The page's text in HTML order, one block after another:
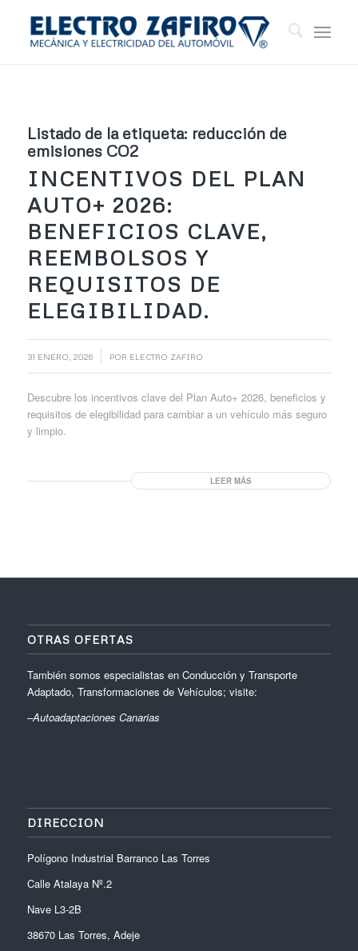
Listado de la etiqueta: reducción de
emisiones CO2
INCENTIVOS DEL PLAN
AUTO+ 2026:
BENEFICIOS CLAVE,
REEMBOLSOS Y
REQUISITOS DE
ELEGIBILIDAD.
31 ENERO, 2026 POR ELECTRO ZAFIRO
Descubre los incentivos clave del Plan Auto+ 2026, beneficios y
requisitos de elegibilidad para cambiar a un vehículo más seguro
y limpio.
LEER MÁS
OTRAS OFERTAS
También somos especialistas en Conducción y Transporte
Adaptado, Transformaciones de Vehículos; visite:
–Autoadaptaciones Canarias
DIRECCION
Polígono Industrial Barranco Las Torres
Calle Atalaya Nº.2
Nave L3-2B
38670 Las Torres, Adeje